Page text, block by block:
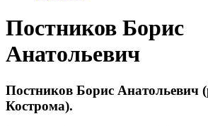
Постников Борис
Анатольевич
Постников Борис Анатольевич
Кострома).